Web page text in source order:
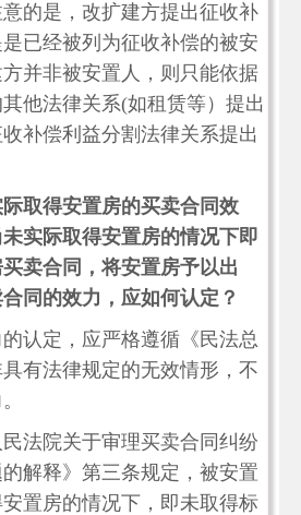
的是，改扩建方提出征收补
已经被列为征收补偿的被安
并非被安置人，则只能依据
他法律关系(如租赁等）提出
补偿利益分割法律关系提出
际取得安置房的买卖合同效
实际取得安置房的情况下即
卖合同，将安置房予以出
同的效力，应如何认定？
认定，应严格遵循《民法总
有法律规定的无效情形，不
法院关于审理买卖合同纠纷
解释》第三条规定，被安置
置房的情况下，即未取得标